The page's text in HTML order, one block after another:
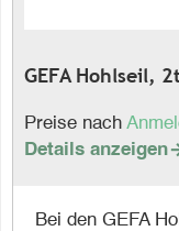
GEFA Hohlseil,
Preise nach
Details anzeigen
Bei den GEFA